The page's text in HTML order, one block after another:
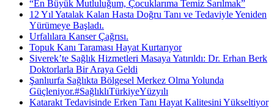
“En Büyük Mutluluğum, Çocuklarıma Temiz Sarılmak”
12 Yıl Yatalak Kalan Hasta Doğru Tanı ve Tedaviyle Yeniden
Yürümeye Başladı.
Urfalılara Kanser Çağrısı.
Topuk Kanı Taraması Hayat Kurtarıyor
Siverek’te Sağlık Hizmetleri Masaya Yatırıldı: Dr. Erhan Berk
Doktorlarla Bir Araya Geldi
Şanlıurfa Sağlıkta Bölgesel Merkez Olma Yolunda
Güçleniyor.#SağlıklıTürkiyeYüzyılı
Katarakt Tedavisinde Erken Tanı Hayat Kalitesini Yükseltiyor